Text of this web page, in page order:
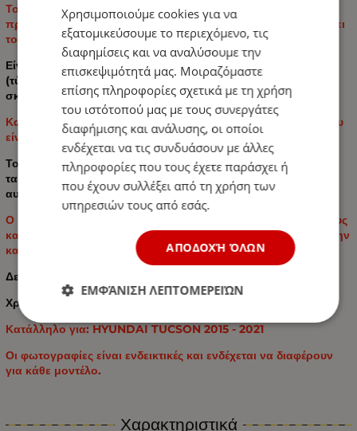
Το χαλάκι πορτμπαγκάζ δεν αναδύει δυσάρεστη οσμή και
προσφέρει μια κομψή και κομψή εμφάνιση που συμπληρώνει
το εσωτερικό του αυτοκινήτου σας.
Είναι εξαιρετικά ανθεκτικό και έχει αρκετά υψηλό κατώφλι
(τύπου λεκάνης), αποτρέποντας τη διαρροή υγρών και τη
σκόνη στο χαλί στο πορτμπαγκάζ του αυτοκινήτου σας.
Κατασκευασμένο από υψηλής ποιότητας καουτσούκ TPE που
είναι ανθεκτικό στη θερμότητα και τα υγρά.
Το λαστιχένιο χαλάκι τοποθετείται και αφαιρείται εύκολα και
ταιριάζει ακριβώς στις διαστάσεις του πορτμπαγκάζ του
αυτοκινήτου σας.
Ο μοναδικός σχεδιασμός αποτρέπει την ολίσθηση των πάτους
και παρέχει στους χρήστες λειτουργικότητα και άνεση κατά την
καθημερινή χρήση.
Δεν περιέχουν PVC και τοξικά στοιχεία.
Χρώμα ελαστικού: Μαύρο
Κατάλληλο για: HYUNDAI TUCSON 2015 - 2021
Οι φωτογραφίες είναι ενδεικτικές και ενδέχεται να διαφέρουν
για κάθε μοντέλο.
Χαρακτηριστικά
Χρησιμοποιούμε cookies για να
εξατομικεύσουμε το περιεχόμενο, τις
διαφημίσεις και να αναλύσουμε την
επισκεψιμότητά μας. Μοιραζόμαστε
επίσης πληροφορίες σχετικά με τη χρήση
του ιστότοπού μας με τους συνεργάτες
διαφήμισης και ανάλυσης, οι οποίοι
ενδέχεται να τις συνδυάσουν με άλλες
πληροφορίες που τους έχετε παράσχει ή
που έχουν συλλέξει από τη χρήση των
υπηρεσιών τους από εσάς.
ΑΠΟΔΟΧΉ ΌΛΩΝ
ΕΜΦΆΝΙΣΗ ΛΕΠΤΟΜΕΡΕΙΏΝ